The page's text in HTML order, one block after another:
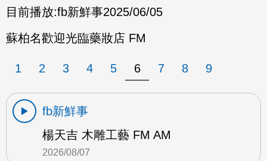
目前播放:fb新鮮事2025/06/05
蘇柏名歡迎光臨藥妝店 FM
1 2 3 4 5 6 7 8 9
fb新鮮事
楊天吉 木雕工藝 FM AM
2026/08/07